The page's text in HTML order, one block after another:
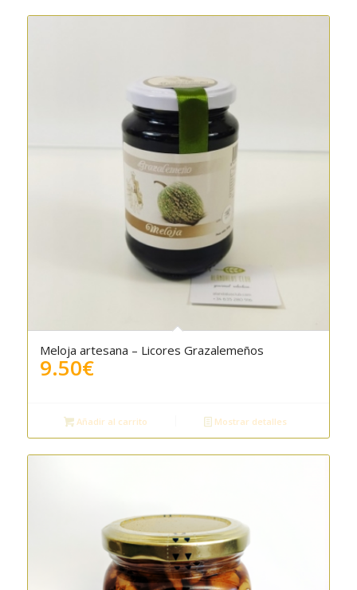
Meloja artesana – Licores Grazalemeños
9.50€
Añadir al carrito Mostrar detalles